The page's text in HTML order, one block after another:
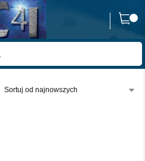
0
“Alu Case streamer”